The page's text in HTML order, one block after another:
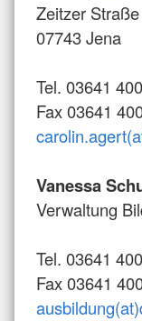
Zeitzer
07743 Jena
Tel. 03641
Fax 03641
Vanessa
Verwaltung
Tel. 03641
Fax 03641